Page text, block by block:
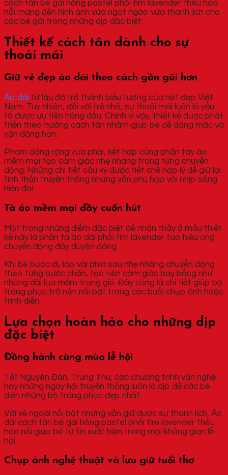
cách tân bé gái hồng pastel phối tím lavender thêu hoa
nổi mang đến hình ảnh vừa ngọt ngào vừa thanh lịch cho
các bé gái trong những dịp đặc biệt.
Thiết kế cách tân dành cho sự
thoải mái
Giữ vẻ đẹp áo dài theo cách gần gũi hơn
Áo dài từ lâu đã trở thành biểu tượng của nét đẹp Việt
Nam. Tuy nhiên, đối với trẻ nhỏ, sự thoải mái luôn là yếu
tố được ưu tiên hàng đầu. Chính vì vậy, thiết kế được phát
triển theo hướng cách tân nhằm giúp bé dễ dàng mặc và
vận động hơn.
Phom dáng rộng vừa phải, kết hợp cùng phần tay áo
mềm mại tạo cảm giác nhẹ nhàng trong từng chuyển
động. Những chi tiết cầu kỳ được tiết chế hợp lý để giữ lại
tinh thần truyền thống nhưng vẫn phù hợp với nhịp sống
hiện đại.
Tà áo mềm mại đầy cuốn hút
Một trong những điểm đặc biệt dễ nhận thấy ở mẫu thiết
kế này là phần tà áo dài phối tím lavender tạo hiệu ứng
chuyển động đầy duyên dáng.
Khi bé bước đi, lớp vải phía sau nhẹ nhàng chuyển động
theo từng bước chân, tạo nên cảm giác bay bổng như
những dải lụa mềm trong gió. Đây cũng là chi tiết giúp bộ
trang phục trở nên nổi bật trong các buổi chụp ảnh hoặc
trình diễn.
Lựa chọn hoàn hảo cho những dịp
đặc biệt
Đồng hành cùng mùa lễ hội
Tết Nguyên Đán, Trung Thu, các chương trình văn nghệ
hay những ngày hội truyền thống luôn là dịp để các bé
diện những bộ trang phục đẹp nhất.
Với vẻ ngoài nổi bật nhưng vẫn giữ được sự thanh lịch, Áo
dài cách tân bé gái hồng pastel phối tím lavender thêu
hoa nổi giúp bé tự tin xuất hiện trong mọi không gian lễ
hội.
Chụp ảnh nghệ thuật và lưu giữ tuổi thơ